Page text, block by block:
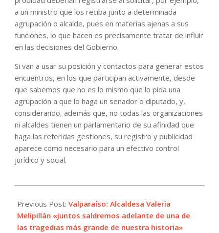
a un ministro que los reciba junto a determinada
agrupación o alcalde, pues en materias ajenas a sus
funciones, lo que hacen es precisamente tratar de influir
en las decisiones del Gobierno.
Si van a usar su posición y contactos para generar estos
encuentros, en los que participan activamente, desde
que sabemos que no es lo mismo que lo pida una
agrupación a que lo haga un senador o diputado, y,
considerando, además que, no todas las organizaciones
ni alcaldes tienen un parlamentario de su afinidad que
haga las referidas gestiones, su registro y publicidad
aparece como necesario para un efectivo control
jurídico y social.
02-
05
Previous Post: Valparaíso: Alcaldesa Valeria
Melipillán «juntos saldremos adelante de una de
las tragedias más grande de nuestra historia»